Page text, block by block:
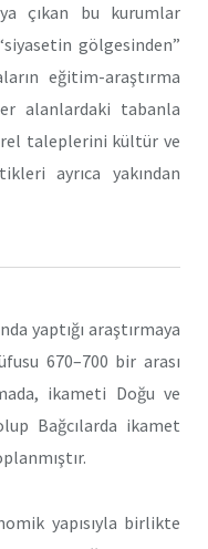
çıkan bu kurumlar
gölgesinden”
eğitim-araştırma
alanlardaki tabanla
taleplerini kültür ve
ayrıca yakından
yaptığı araştırmaya
670–700 bir arası
ikameti Doğu ve
Bağcılarda ikamet
yapısıyla birlikte